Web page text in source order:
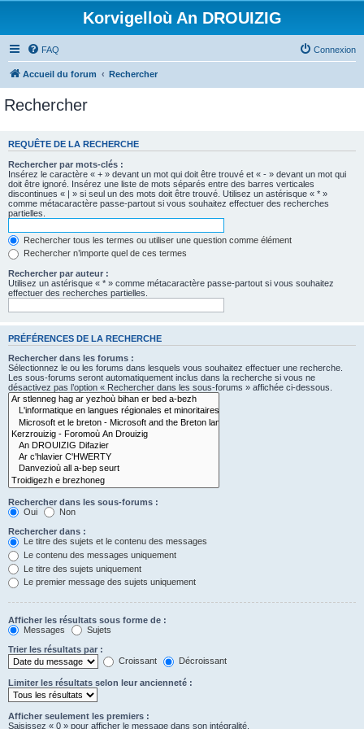
Korvigelloù An DROUIZIG
FAQ Connexion
Accueil du forum Rechercher
Rechercher
REQUÊTE DE LA RECHERCHE
Rechercher par mots-clés :
Insérez le caractère « + » devant un mot qui doit être trouvé et « - » devant un mot qui
doit être ignoré. Insérez une liste de mots séparés entre des barres verticales
discontinues « | » si seul un des mots doit être trouvé. Utilisez un astérisque « * »
comme métacaractère passe-partout si vous souhaitez effectuer des recherches
partielles.
Rechercher tous les termes ou utiliser une question comme élément
Rechercher n’importe quel de ces termes
Rechercher par auteur :
Utilisez un astérisque « * » comme métacaractère passe-partout si vous souhaitez
effectuer des recherches partielles.
PRÉFÉRENCES DE LA RECHERCHE
Rechercher dans les forums :
Sélectionnez le ou les forums dans lesquels vous souhaitez effectuer une recherche.
Les sous-forums seront automatiquement inclus dans la recherche si vous ne
désactivez pas l’option « Rechercher dans les sous-forums » affichée ci-dessous.
Rechercher dans les sous-forums :
Oui
Non
Rechercher dans :
Le titre des sujets et le contenu des messages
Le contenu des messages uniquement
Le titre des sujets uniquement
Le premier message des sujets uniquement
Afficher les résultats sous forme de :
Messages
Sujets
Trier les résultats par :
Croissant
Décroissant
Limiter les résultats selon leur ancienneté :
Afficher seulement les premiers :
Saisissez « 0 » pour afficher le message dans son intégralité.